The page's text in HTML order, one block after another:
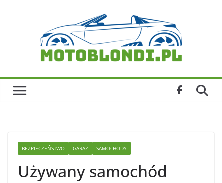
BEZPIECZEŃSTWO GARAŻ SAMOCHODY
Używany samochód